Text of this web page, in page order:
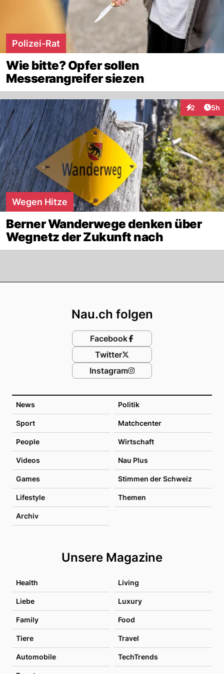
Polizei-Rat
Wie bitte? Opfer sollen
Messerangreifer siezen
2 5h
Wegen Hitze
Berner Wanderwege denken über
Wegnetz der Zukunft nach
News Politik
Sport Matchcenter
People Wirtschaft
Videos Nau Plus
Games Stimmen der Schweiz
Lifestyle Themen
Archiv
Unsere Magazine
Health Living
Liebe Luxury
Family Food
Tiere Travel
Automobile TechTrends
Nau.ch folgen
Facebook
Twitter
Instagram